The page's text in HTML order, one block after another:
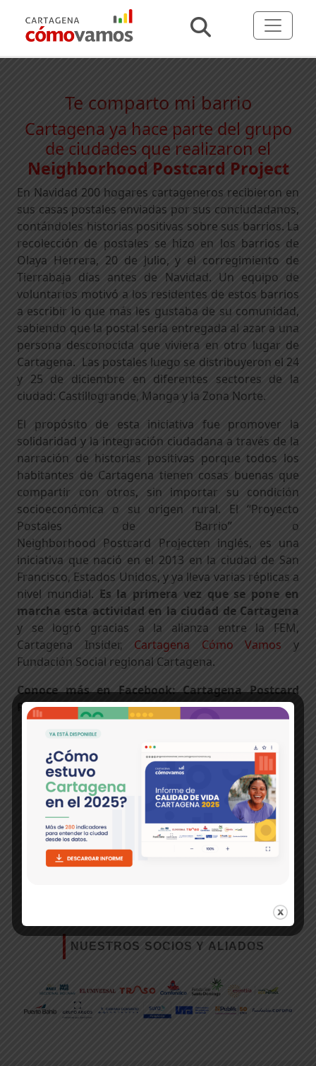
Te comparto mi barrio
Cartagena ya hace parte del grupo
de ciudades que realizaron el
Neighborhood Postcard Project
En Navidad 200 hogares cartageneros recibieron en
sus casas postales enviadas por sus conciudadanos,
contándoles historias positivas sobre sus barrios. La
recolección de postales se hizo en los barrios de
Olaya Herrera, 20 de Julio, y el corregimiento de
Tierrabaja días antes de Navidad. Un equipo de
voluntarios motivó a los residentes de estos barrios
a escribir lo que más les gustaba de su comunidad,
sabiendo que la postal sería entregada al azar a una
persona desconocida que viviera en otro lugar de
Cartagena. Las postales luego se distribuyeron el 24
y 25 de diciembre en diferentes sectores de la
ciudad: Castillogrande, Manga y la Zona Norte.
El propósito de esta iniciativa fue promover la
solidaridad y la integración ciudadana a través de la
narración de historias positivas porque todos los
habitantes de Cartagena tienen cosas buenas que
compartir con otros, sin importar su condición
socioeconómica o su origen rural. El “Proyecto
Postales de Barrio” o
Neighborhood Postcard Projecten inglés, es una
iniciativa que nació en el 2013 en la ciudad de San
Francisco, Estados Unidos, y ya lleva varias réplicas a
nivel mundial. Es la primera vez que se pone en
marcha esta actividad en la ciudad de Cartagena
y se logró gracias a la alianza entre la FEM,
Cartagena Insider, Cartagena Cómo Vamos y
Fundación Social regional Cartagena.
Conoce más en Facebook: Cartagena Postcard
Project y en el #TeCompartoMiBarrio
#TeCompartoMiBarrio
Cartagena
Cartagena Cómo Vamos
Cartagena
Insider
FEM
NUESTROS SOCIOS Y ALIADOS